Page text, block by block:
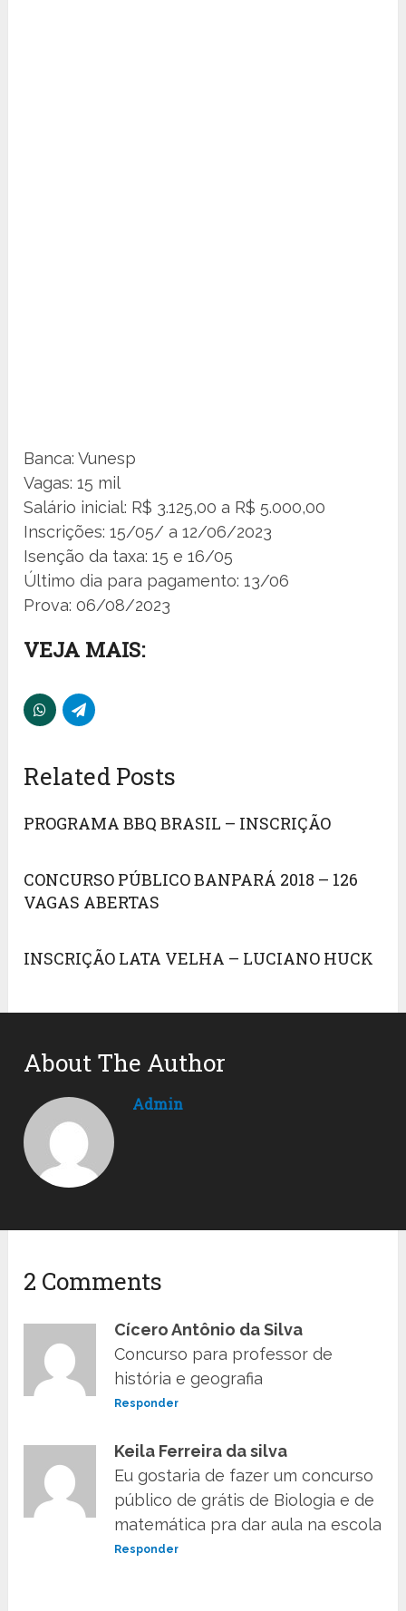
Banca: Vunesp
Vagas: 15 mil
Salário inicial: R$ 3.125,00 a R$ 5.000,00
Inscrições: 15/05/ a 12/06/2023
Isenção da taxa: 15 e 16/05
Último dia para pagamento: 13/06
Prova: 06/08/2023
VEJA MAIS:
Related Posts
PROGRAMA BBQ BRASIL – INSCRIÇÃO
CONCURSO PÚBLICO BANPARÁ 2018 – 126
VAGAS ABERTAS
INSCRIÇÃO LATA VELHA – LUCIANO HUCK
About The Author
Admin
2 Comments
Cícero Antônio da Silva
Concurso para professor de
história e geografia
Responder
Keila Ferreira da silva
Eu gostaria de fazer um concurso
público de grátis de Biologia e de
matemática pra dar aula na escola
Responder